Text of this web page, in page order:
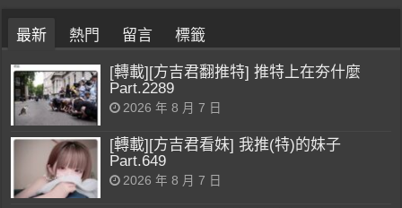
最新 熱門 留言 標籤
[轉載][方吉君翻推特] 推特上在夯什麼
Part.2289
2026 年 8 月 7 日
[轉載][方吉君看妹] 我推(特)的妹子
Part.649
2026 年 8 月 7 日